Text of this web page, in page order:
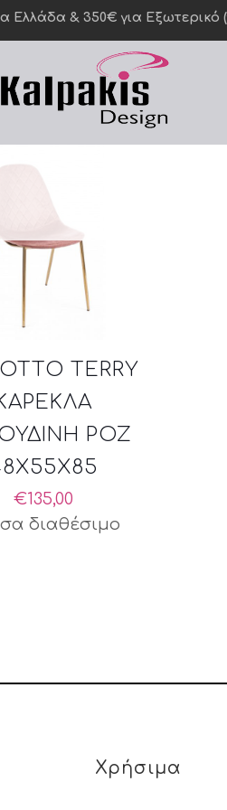
& 350€ για Eξωτερικό
TERRY
ΡΟΖ
€135,00
διαθέσιμο
Χρήσιμα